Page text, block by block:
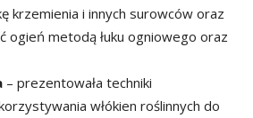
krzemienia i innych surowców oraz
ogień metodą łuku ogniowego oraz
– prezentowała techniki
włókien roślinnych do